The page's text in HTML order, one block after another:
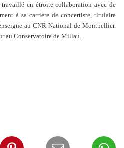
en étroite collaboration avec de
à sa carrière de concertiste, titulaire
au CNR National de Montpellier.
au Conservatoire de Millau.